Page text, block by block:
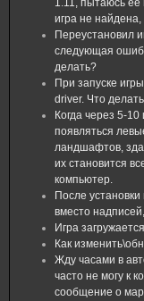
1.11, пытаюсь ее
игра не найдена,
Переустановил
следующая
делать?
При запуске
driver. Что
Когда через 5-
появляться
ландшафтов,
их становится
компьютер.
После
вместо
Игра
Как
Жду часами в
часто не могу к
сообщение о